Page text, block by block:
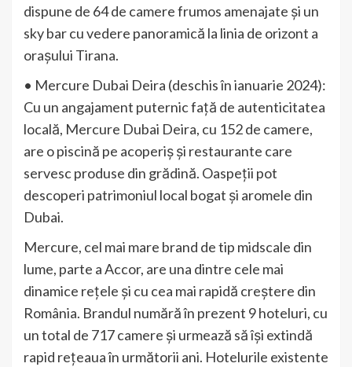
dispune de 64 de camere frumos amenajate și un
sky bar cu vedere panoramică la linia de orizont a
orașului Tirana.
• Mercure Dubai Deira (deschis în ianuarie 2024):
Cu un angajament puternic față de autenticitatea
locală, Mercure Dubai Deira, cu 152 de camere,
are o piscină pe acoperiș și restaurante care
servesc produse din grădină. Oaspeții pot
descoperi patrimoniul local bogat și aromele din
Dubai.
Mercure, cel mai mare brand de tip midscale din
lume, parte a Accor, are una dintre cele mai
dinamice rețele și cu cea mai rapidă creștere din
România. Brandul numără în prezent 9 hoteluri, cu
un total de 717 camere și urmează să își extindă
rapid rețeaua în următorii ani. Hotelurile existente